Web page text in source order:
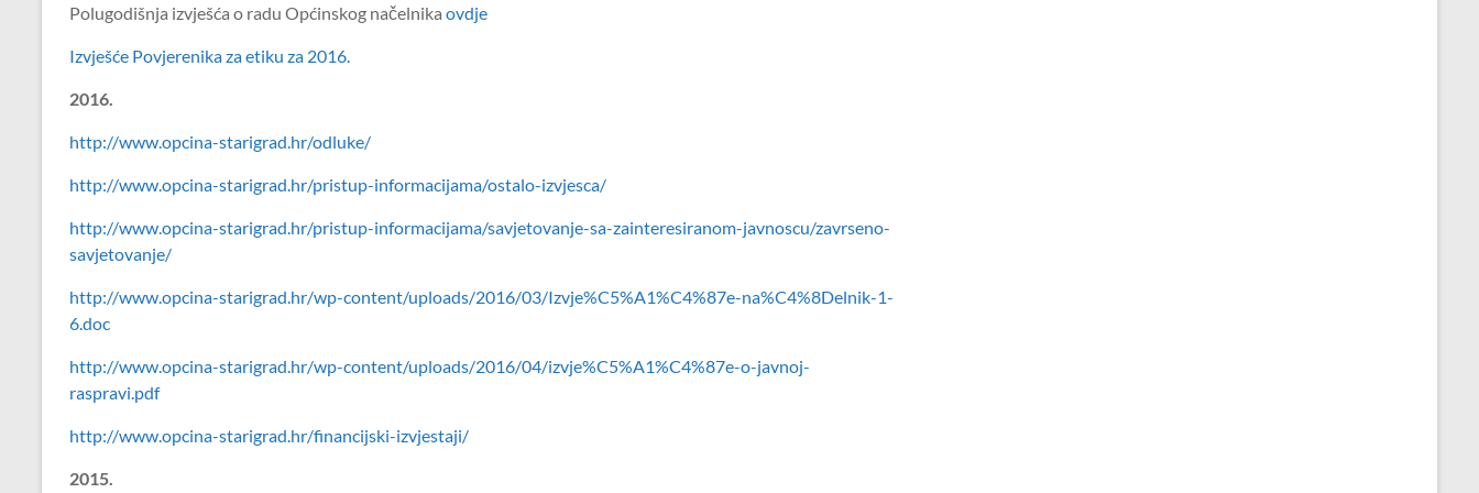
Polugodišnja izvješća o radu Općinskog načelnika ovdje
Izvješće Povjerenika za etiku za 2016.
2016.
http://www.opcina-starigrad.hr/odluke/
http://www.opcina-starigrad.hr/pristup-informacijama/ostalo-izvjesca/
http://www.opcina-starigrad.hr/pristup-informacijama/savjetovanje-sa-zainteresiranom-javnoscu/zavrseno-
savjetovanje/
http://www.opcina-starigrad.hr/wp-content/uploads/2016/03/Izvje%C5%A1%C4%87e-na%C4%8Delnik-1-
6.doc
http://www.opcina-starigrad.hr/wp-content/uploads/2016/04/izvje%C5%A1%C4%87e-o-javnoj-
raspravi.pdf
http://www.opcina-starigrad.hr/financijski-izvjestaji/
2015.